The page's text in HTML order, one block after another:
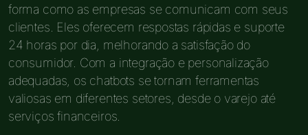
forma como as empresas se comunicam com seus
clientes. Eles oferecem respostas rápidas e suporte
24 horas por dia, melhorando a satisfação do
consumidor. Com a integração e personalização
adequadas, os chatbots se tornam ferramentas
valiosas em diferentes setores, desde o varejo até
serviços financeiros.